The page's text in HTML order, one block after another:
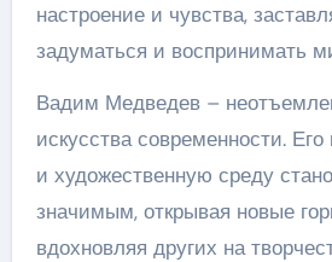
настроение и чувства,
задуматься и воспринимать
Вадим Медведев –
искусства современности.
и художественную среду
значимым, открывая новые
вдохновляя других на